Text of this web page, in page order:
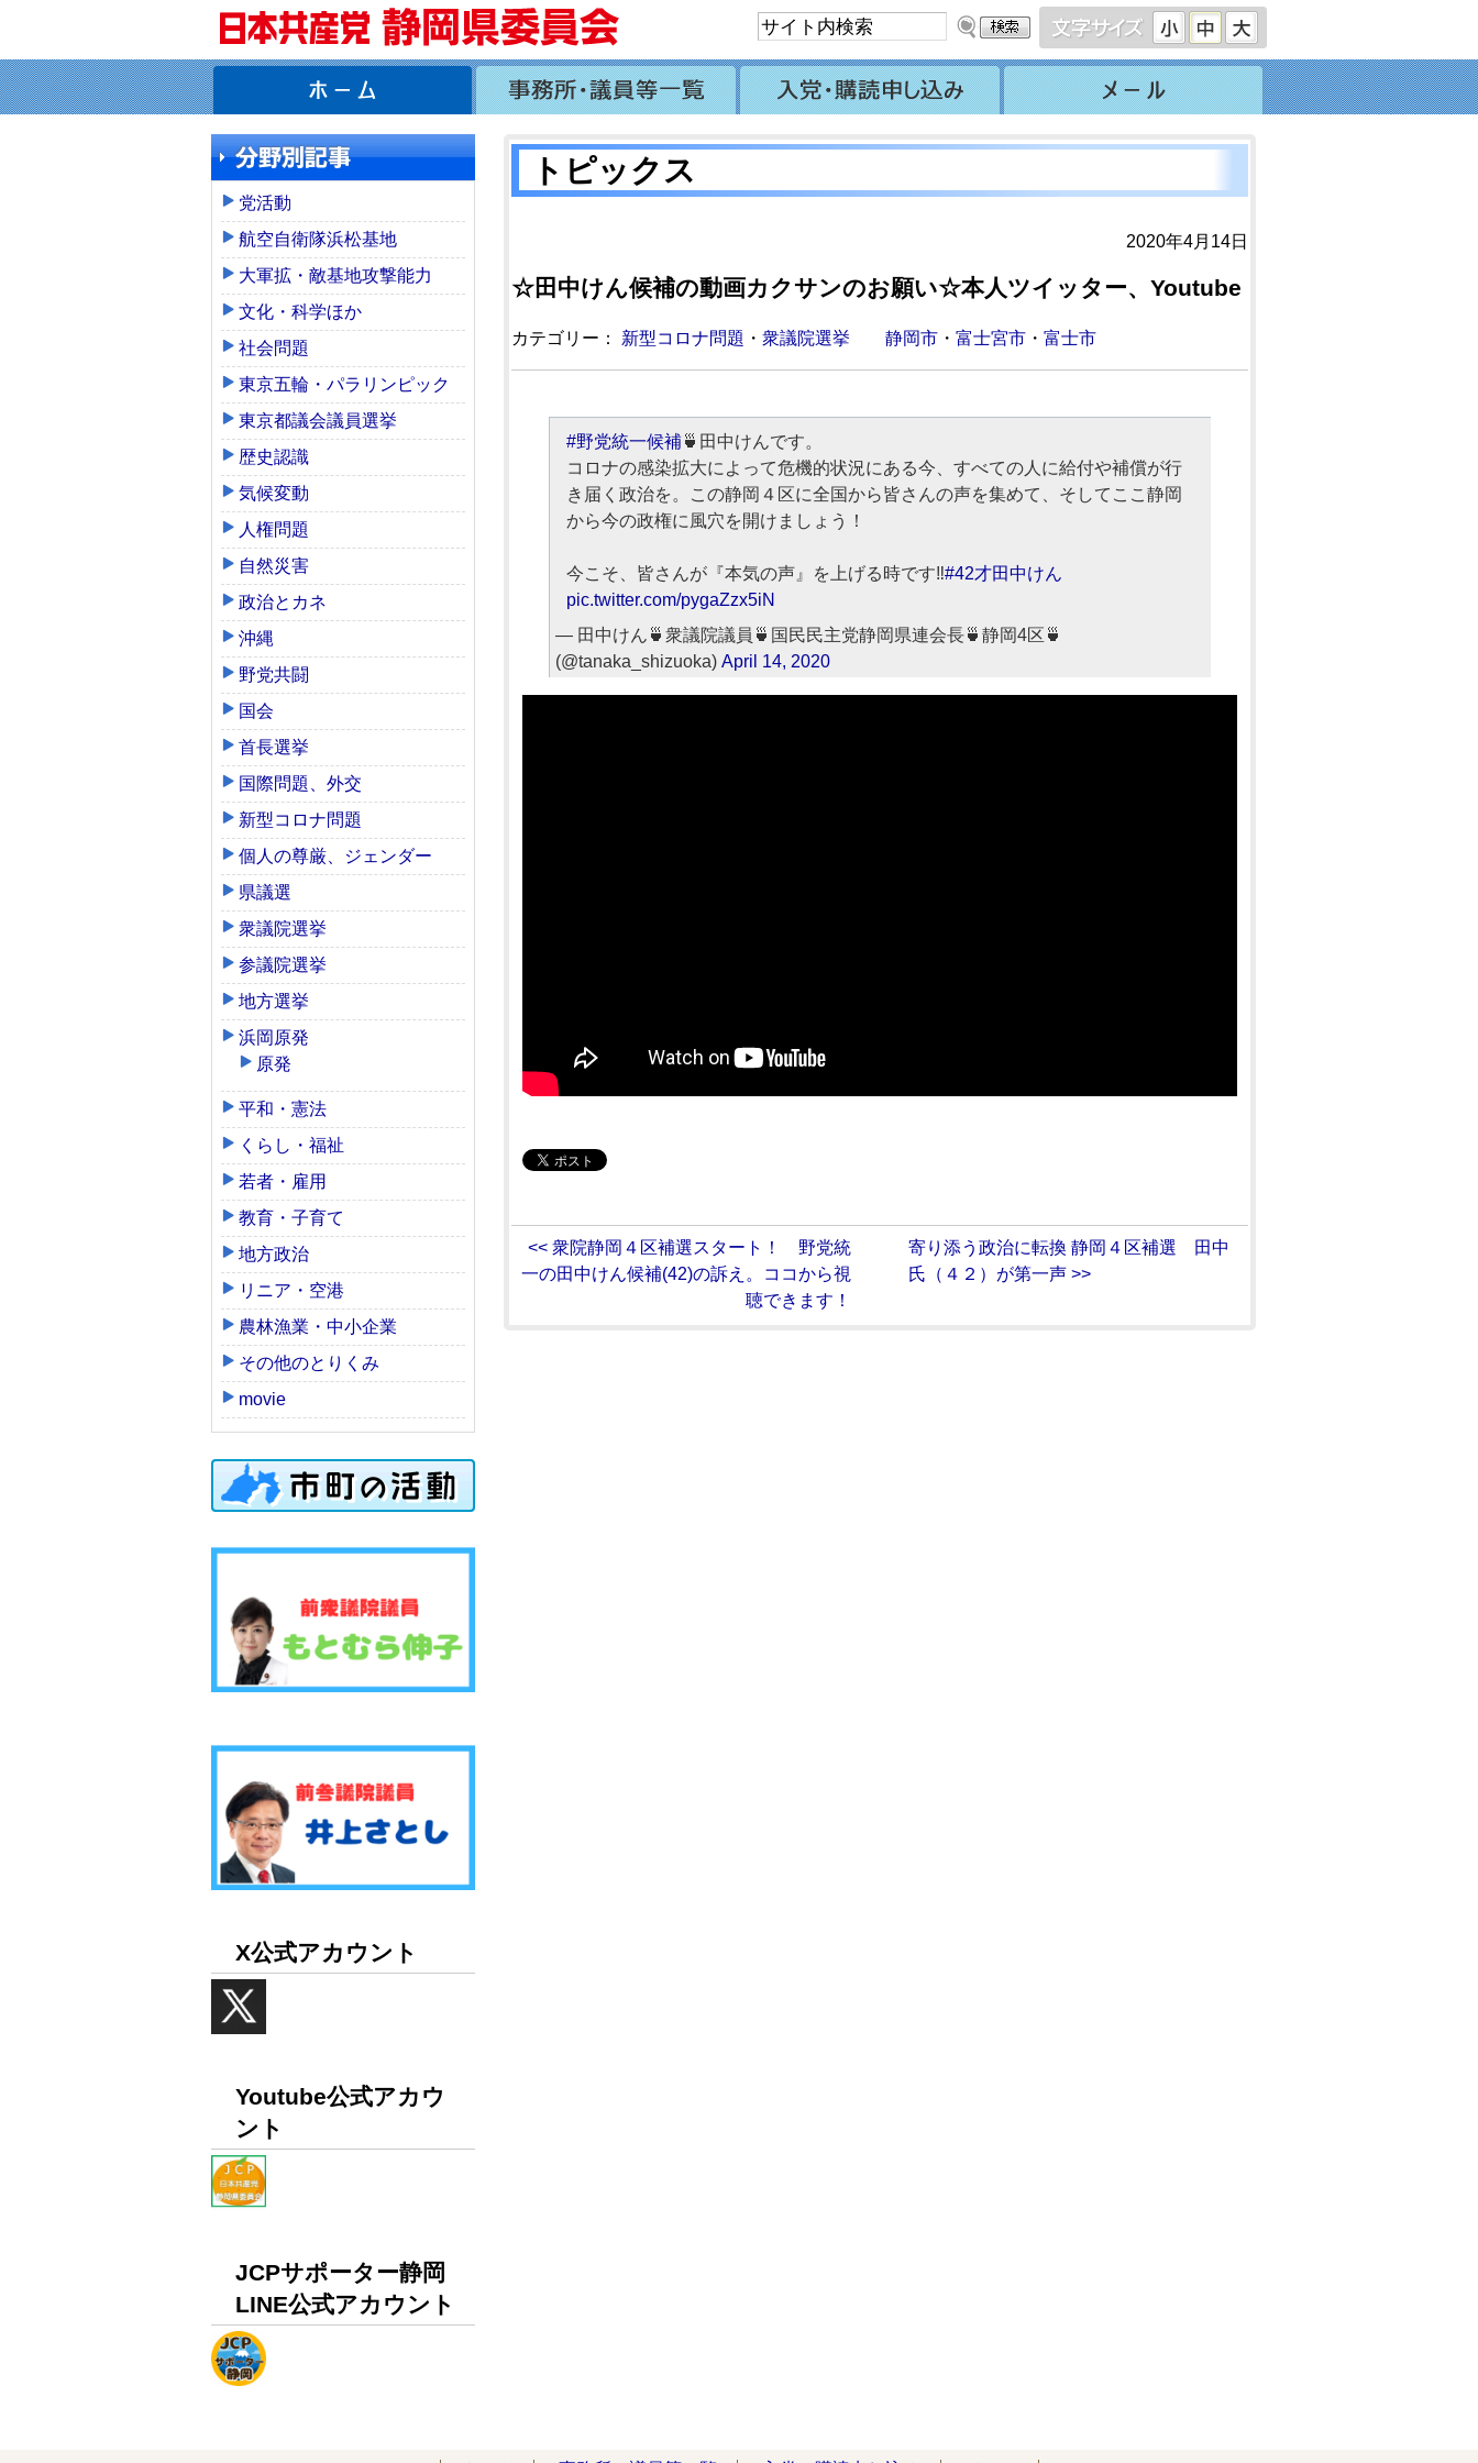
トピックス
2020年4月14日
☆田中けん候補の動画カクサンのお願い☆本人ツイッター、Youtube
カテゴリー： 新型コロナ問題 ・ 衆議院選挙 静岡市 ・ 富士宮市 ・ 富士市
#野党統一候補🍵田中けんです。
コロナの感染拡大によって危機的状況にある今、すべての人に給付や補償が行
き届く政治を。この静岡４区に全国から皆さんの声を集めて、そしてここ静岡
から今の政権に風穴を開けましょう！
今こそ、皆さんが『本気の声』を上げる時です‼️#42才田中けん
pic.twitter.com/pygaZzx5iN
— 田中けん🍵衆議院議員🍵国民民主党静岡県連会長🍵静岡4区🍵
(@tanaka_shizuoka) April 14, 2020
<< 衆院静岡４区補選スタート！ 野党統
一の田中けん候補(42)の訴え。ココから視
聴できます！
寄り添う政治に転換 静岡４区補選 田中
氏（４２）が第一声 >>
党活動
航空自衛隊浜松基地
大軍拡・敵基地攻撃能力
文化・科学ほか
社会問題
東京五輪・パラリンピック
東京都議会議員選挙
歴史認識
気候変動
人権問題
自然災害
政治とカネ
沖縄
野党共闘
国会
首長選挙
国際問題、外交
新型コロナ問題
個人の尊厳、ジェンダー
県議選
衆議院選挙
参議院選挙
地方選挙
浜岡原発
原発
平和・憲法
くらし・福祉
若者・雇用
教育・子育て
地方政治
リニア・空港
農林漁業・中小企業
その他のとりくみ
movie
X公式アカウント
Youtube公式アカウ
ント
JCPサポーター静岡
LINE公式アカウント